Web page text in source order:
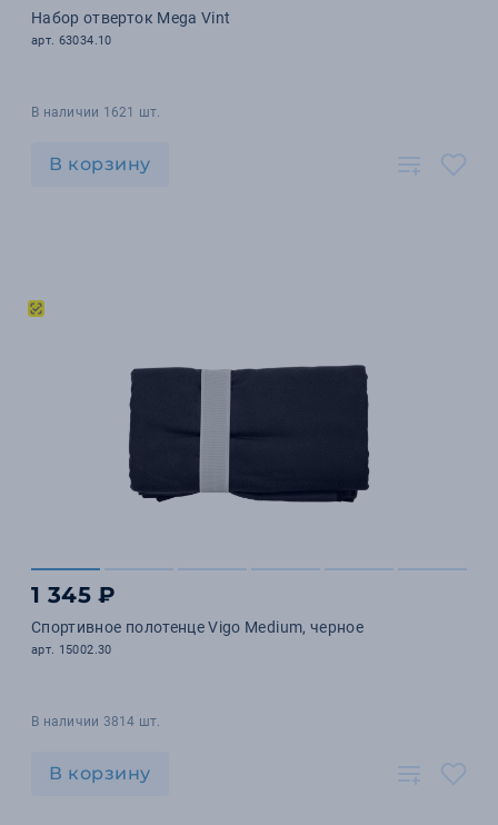
Набор отверток Mega Vint
арт. 63034.10
В наличии 1621 шт.
В корзину
1 345 ₽
Спортивное полотенце Vigo Medium, черное
арт. 15002.30
В наличии 3814 шт.
В корзину